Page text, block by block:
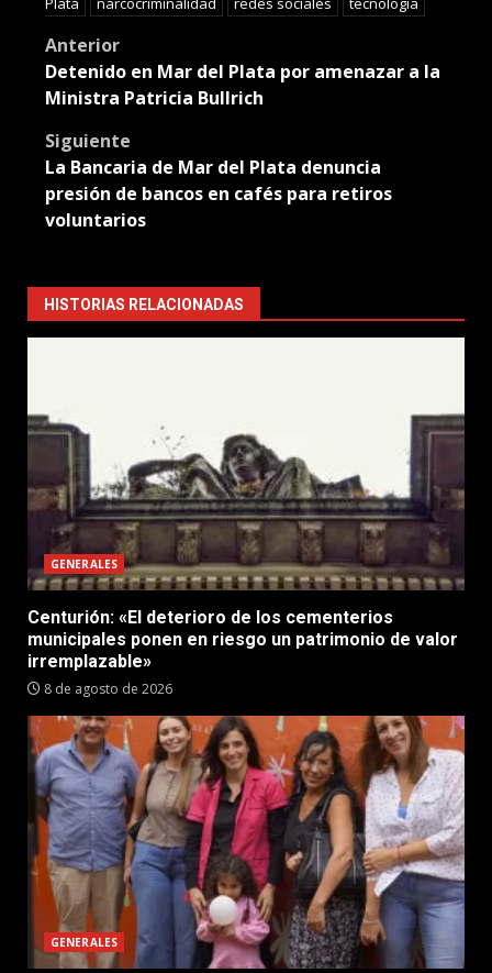
Post
navigation
Anterior
Detenido en Mar del Plata por amenazar a la
Ministra Patricia Bullrich
Siguiente
La Bancaria de Mar del Plata denuncia
presión de bancos en cafés para retiros
voluntarios
HISTORIAS RELACIONADAS
GENERALES
Centurión: «El deterioro de los cementerios
municipales ponen en riesgo un patrimonio de valor
irremplazable»
8 de agosto de 2026
GENERALES